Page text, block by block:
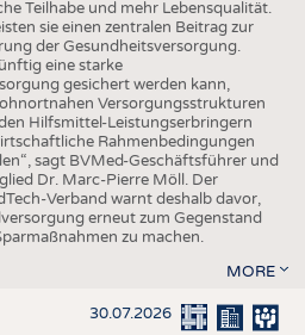
Teilhabe und mehr Lebensqualität.
sie einen zentralen Beitrag zur
der Gesundheitsversorgung.
eine starke
gesichert werden kann,
Versorgungsstrukturen
Hilfsmittel-Leistungserbringern
Rahmenbedingungen
sagt BVMed-Geschäftsführer und
Dr. Marc-Pierre Möll. Der
Verband warnt deshalb davor,
erneut zum Gegenstand
zu machen.
MORE
30.07.2026